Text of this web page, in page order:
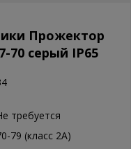
Прожектор
серый IP65
требуется
79 (класс 2A)